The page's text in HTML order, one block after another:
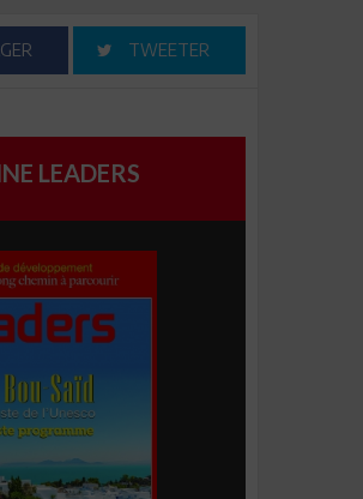
TWEETER
LEADERS